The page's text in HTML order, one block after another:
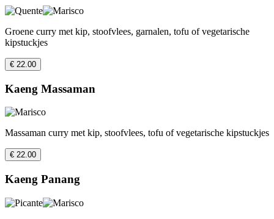
Groene curry met kip, stoofvlees, garnalen, tofu of vegetarische
kipstuckjes
€ 22.00
Kaeng Massaman
Massaman curry met kip, stoofvlees, tofu of vegetarische kipstuckjes
€ 22.00
Kaeng Panang